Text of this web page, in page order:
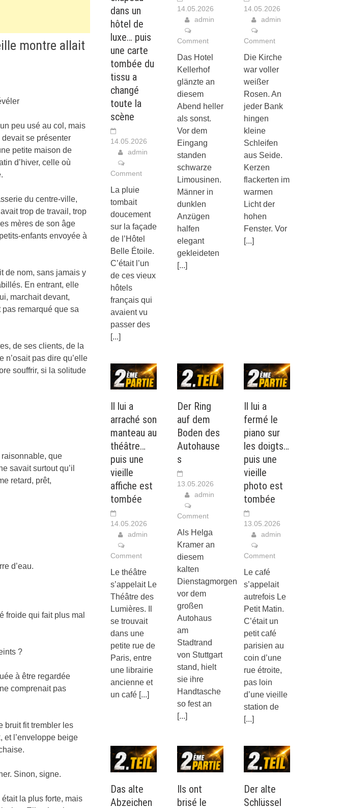
montre allait
peu usé au col, mais
se présenter
petite maison de
d’hiver, celle où
du centre-ville,
trop de travail, trop
mères de son âge
enfants envoyée à
de nom, sans jamais y
En entrant, elle
marchait devant,
remarqué que sa
de ses clients, de la
pas dire qu’elle
souffrir, si la solitude
raisonnable, que
savait surtout qu’il
retard, prêt,
d’eau.
froide qui fait plus mal
?
à être regardée
comprenait pas
bruit fit trembler les
et l’enveloppe beige
Sinon, signe.
la plus forte, mais
dans un
hôtel de
luxe… puis
une carte
tombée du
tissu a
changé
toute la
scène
14.05.2026
admin
Comment
La pluie
tombait
doucement
sur la façade
de l’Hôtel
Belle Étoile.
C’était l’un
de ces vieux
hôtels
français qui
avaient vu
passer des
[...]
14.05.2026
admin
Comment
Das Hotel
Kellerhof
glänzte an
diesem
Abend heller
als sonst.
Vor dem
Eingang
standen
schwarze
Limousinen.
Männer in
dunklen
Anzügen
halfen
elegant
gekleideten
[...]
14.05.2026
admin
Comment
Die Kirche
war voller
weißer
Rosen. An
jeder Bank
hingen
kleine
Schleifen
aus Seide.
Kerzen
flackerten im
warmen
Licht der
hohen
Fenster. Vor
[...]
Il lui a
arraché son
manteau au
théâtre…
puis une
vieille
affiche est
tombée
14.05.2026
admin
Comment
Le théâtre
s’appelait Le
Théâtre des
Lumières. Il
se trouvait
dans une
petite rue de
Paris, entre
une librairie
ancienne et
un café [...]
Der Ring
auf dem
Boden des
Autohause
s
13.05.2026
admin
Comment
Als Helga
Kramer an
diesem
kalten
Dienstagmorgen
vor dem
großen
Autohaus
am
Stadtrand
von Stuttgart
stand, hielt
sie ihre
Handtasche
so fest an
[...]
Il lui a
fermé le
piano sur
les doigts…
puis une
vieille
photo est
tombée
13.05.2026
admin
Comment
Le café
s’appelait
autrefois Le
Petit Matin.
C’était un
petit café
parisien au
coin d’une
rue étroite,
pas loin
d’une vieille
station de
[...]
Das alte
Abzeichen
Ils ont
brisé le
Der alte
Schlüssel